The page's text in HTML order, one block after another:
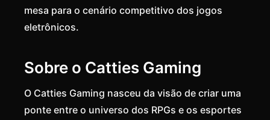
mesa para o cenário competitivo dos jogos
eletrônicos.
Sobre o Catties Gaming
O Catties Gaming nasceu da visão de criar uma
ponte entre o universo dos RPGs e os esportes